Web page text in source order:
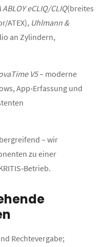
ABLOY eCLIQ/CLIQ(breites
ATEX), Uhlmann &
an Zylindern,
V5– moderne
App‑Erfassung und
– wir
zu einer
Rechtevergabe;